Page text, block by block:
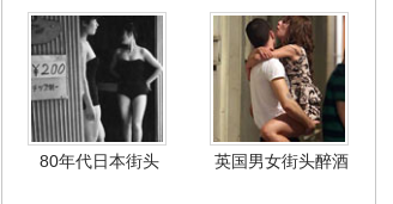
80年代日本街头 英国男女街头醉酒